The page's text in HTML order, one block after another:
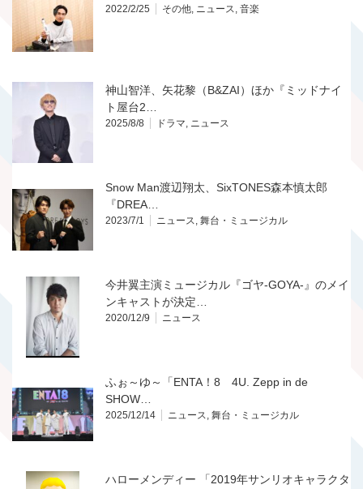
2022/2/25 その他, ニュース, 音楽
神山智洋、矢花黎（B&ZAI）ほか『ミッドナイ
ト屋台2…
2025/8/8 ドラマ, ニュース
Snow Man渡辺翔太、SixTONES森本慎太郎
『DREA…
2023/7/1 ニュース, 舞台・ミュージカル
今井翼主演ミュージカル『ゴヤ-GOYA-』のメイ
ンキャストが決定…
2020/12/9 ニュース
ふぉ～ゆ～「ENTA！8 4U. Zepp in de
SHOW…
2025/12/14 ニュース, 舞台・ミュージカル
ハローメンディー 「2019年サンリオキャラクタ